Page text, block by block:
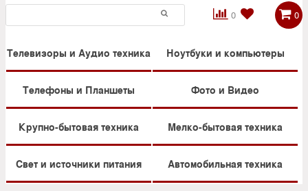
0

 0
Телевизоры и Аудио техника Ноутбуки и компьютеры
Телефоны и Планшеты Фото и Видео
Крупно-бытовая техника Мелко-бытовая техника
Свет и источники питания Автомобильная техника